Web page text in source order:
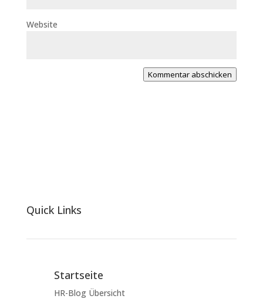
Website
Kommentar abschicken
Quick Links
Startseite
HR-Blog Übersicht